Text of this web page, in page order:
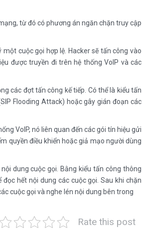
từ đó có phương án ngăn chặn truy cập
cuộc gọi hợp lệ. Hacker sẽ tấn công vào
được truyền đi trên hệ thống VoIP và các
các đợt tấn công kế tiếp. Có thể là kiểu tấn
Flooding Attack) hoặc gây gián đoạn các
VoIP, nó liên quan đến các gói tín hiệu gửi
quyền điều khiển hoặc giả mạo người dùng
dung cuộc gọi. Bằng kiểu tấn công thông
hết nội dung các cuộc gọi. Sau khi chặn
cuộc gọi và nghe lén nội dung bên trong
Rate this post